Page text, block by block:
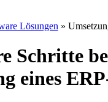
Lösungen »
Schritte
eines